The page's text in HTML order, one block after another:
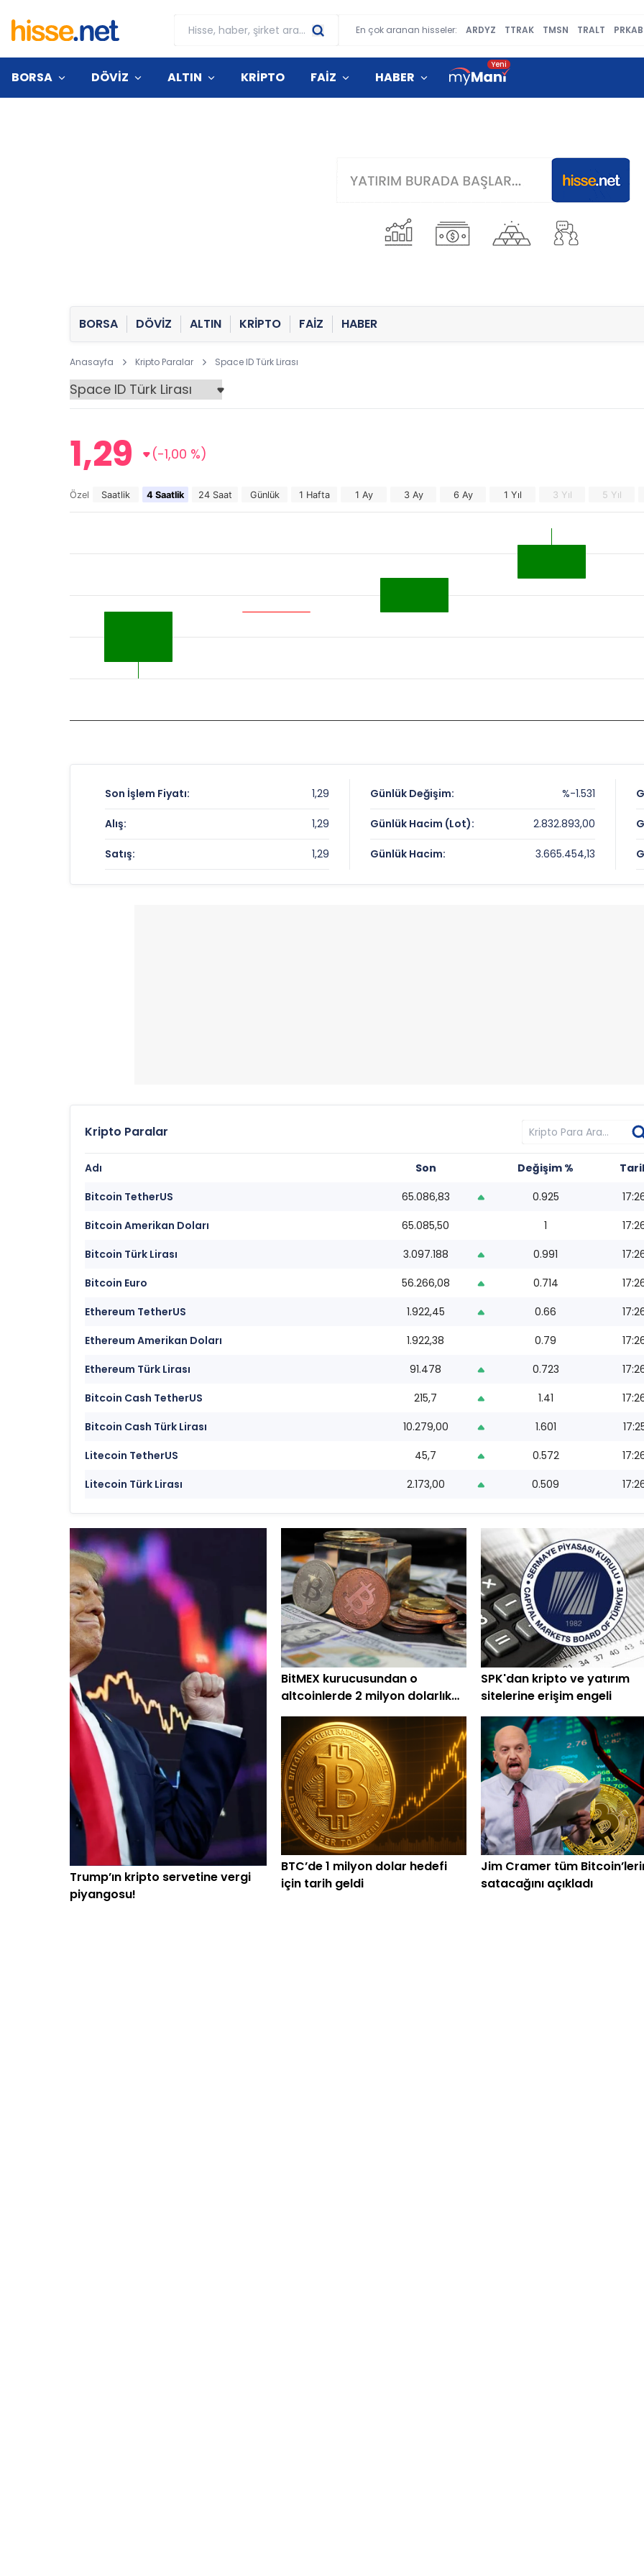
En çok aranan hisseler: ARDYZ TTRAK TMSN TRALT PRKAB
BORSA DÖVİZ ALTIN KRİPTO FAİZ HABER
BORSA DÖVİZ ALTIN KRİPTO FAİZ HABER
Anasayfa Kripto Paralar Space ID Türk Lirası
1,29 (-1,00 %)
Özel Saatlik 4 Saatlik 24 Saat Günlük 1 Hafta 1 Ay 3 Ay 6 Ay 1 Yıl 3 Yıl 5 Yıl
Son İşlem Fiyatı: 1,29
Alış: 1,29
Satış: 1,29
Günlük Değişim: %-1.531
Günlük Hacim (Lot): 2.832.893,00
Günlük Hacim: 3.665.454,13
Kripto Paralar
Adı Son Değişim %
Bitcoin TetherUS
65.086,83 0.925
Bitcoin Amerikan Doları
65.085,50 1
Bitcoin Türk Lirası
3.097.188 0.991
Bitcoin Euro
56.266,08 0.714
Ethereum TetherUS
1.922,45 0.66
Ethereum Amerikan Doları
1.922,38 0.79
Ethereum Türk Lirası
91.478 0.723
Bitcoin Cash TetherUS
215,7 1.41
Bitcoin Cash Türk Lirası
10.279,00 1.601
Litecoin TetherUS
45,7 0.572
Litecoin Türk Lirası
2.173,00 0.509
Trump’ın kripto servetine vergi
piyangosu!
BitMEX kurucusundan o
altcoinlerde 2 milyon dolarlık
alım
SPK'dan kripto ve yatırım
sitelerine erişim engeli
BTC’de 1 milyon dolar hedefi
için tarih geldi
Jim Cramer tüm
satacağını açıkladı